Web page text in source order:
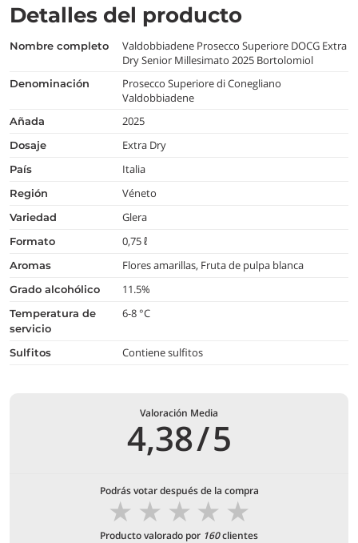
Detalles del producto
nombre completo
Valdobbiadene Prosecco Superiore DOCG Extra
Dry Senior Millesimato 2025 Bortolomiol
denominación
Prosecco Superiore di Conegliano
Valdobbiadene
añada 2025
dosaje Extra Dry
país Italia
región Véneto
variedad Glera
formato 0,75 ℓ
aromas Flores amarillas, Fruta de pulpa blanca
grado alcohólico 11.5%
temperatura de
servicio
6-8 °C
Sulfitos Contiene sulfitos
Valoración Media
4,38/5
Podrás votar después de la compra
★
★
★
★
★
Producto valorado por 160clientes